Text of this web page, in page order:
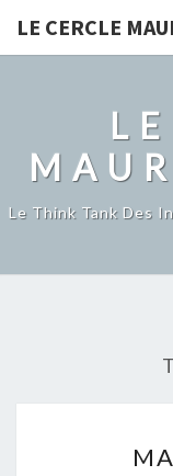
LE CERCLE
Le Think Tank Des